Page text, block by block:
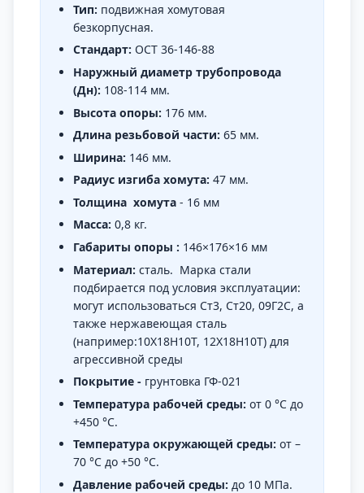
Тип: подвижная хомутовая
безкорпусная.
Стандарт: ОСТ 36-146-88
Наружный диаметр трубопровода
(Дн): 108-114 мм.
Высота опоры: 176 мм.
Длина резьбовой части: 65 мм.
Ширина: 146 мм.
Радиус изгиба хомута: 47 мм.
Толщина хомута - 16 мм
Масса: 0,8 кг.
Габариты опоры : 146×176×16 мм
Материал: сталь. Марка стали
подбирается под условия эксплуатации:
могут использоваться Ст3, Ст20, 09Г2С, а
также нержавеющая сталь
(например:10Х18Н10Т, 12Х18Н10Т) для
агрессивной среды
Покрытие - грунтовка ГФ-021
Температура рабочей среды: от 0 °C до
+450 °C.
Температура окружающей среды: от –
70 °C до +50 °C.
Давление рабочей среды: до 10 МПа.